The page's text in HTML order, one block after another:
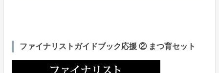
ファイナリストガイドブック応援 ② まつ育セット